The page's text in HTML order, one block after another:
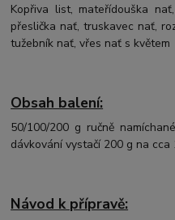
Kopřiva list, mateřídouška
přeslička nať, truskavec nať,
tužebník nať, vřes nať s květem
Obsah balení:
50/100/200 g ručně
dávkování vystačí 200 g na cca
Návod k přípravě: